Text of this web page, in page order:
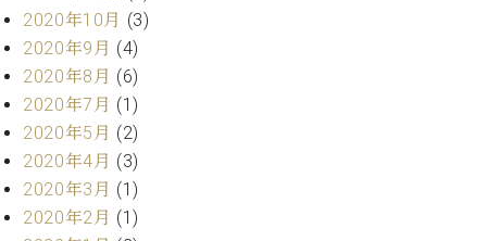
ェ
ッ
シ
ョ
ナ
ル
W.
ホ
フ
本
社
：
王
子
・
技
術
営
2020年10月 (3)
2020年9月 (4)
2020年8月 (6)
2020年7月 (1)
2020年5月 (2)
2020年4月 (3)
2020年3月 (1)
2020年2月 (1)